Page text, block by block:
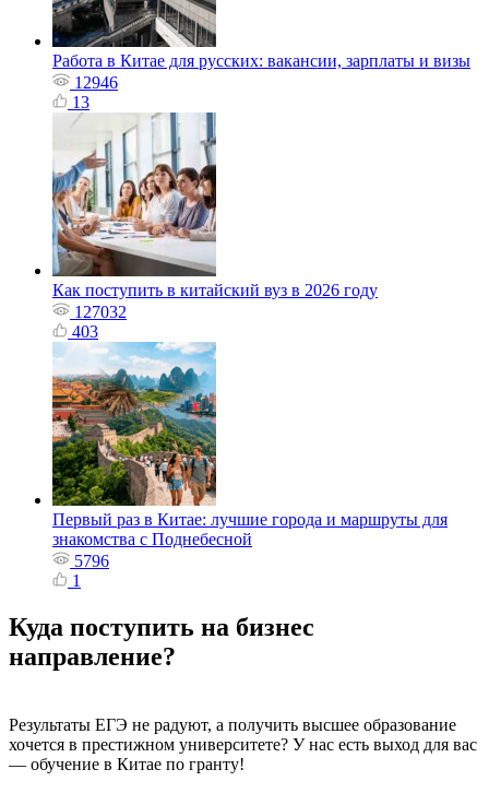
Работа в Китае для русских: вакансии, зарплаты и визы
12946
13
Как поступить в китайский вуз в 2026 году
127032
403
Первый раз в Китае: лучшие города и маршруты для
знакомства с Поднебесной
5796
1
Куда поступить на бизнес
направление?
Результаты ЕГЭ не радуют, а получить высшее образование
хочется в престижном университете? У нас есть выход для вас
— обучение в Китае по гранту!